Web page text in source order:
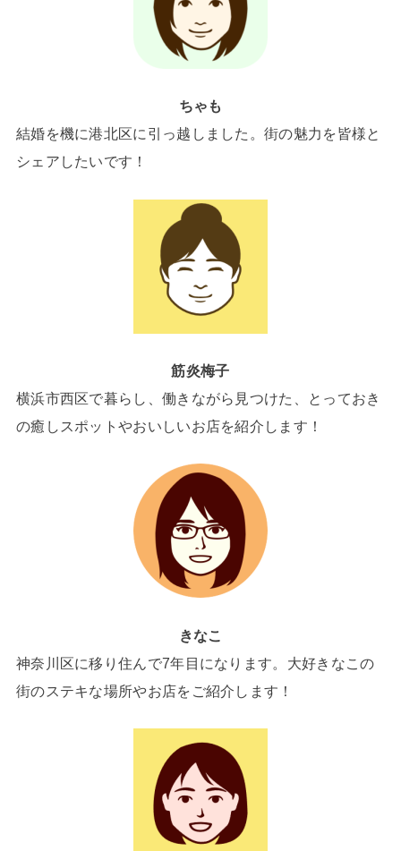
ちゃも
結婚を機に港北区に引っ越しました。街の魅力を皆様と
シェアしたいです！
筋炎梅子
横浜市西区で暮らし、働きながら見つけた、とっておき
の癒しスポットやおいしいお店を紹介します！
きなこ
神奈川区に移り住んで7年目になります。大好きなこの
街のステキな場所やお店をご紹介します！